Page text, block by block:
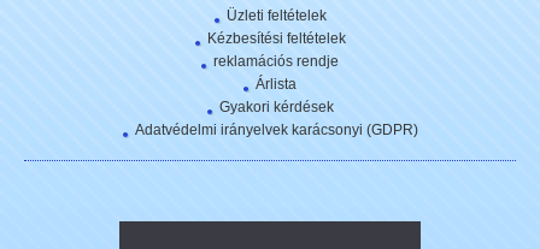
Üzleti feltételek
Kézbesítési feltételek
reklamációs rendje
Árlista
Gyakori kérdések
Adatvédelmi irányelvek karácsonyi (GDPR)